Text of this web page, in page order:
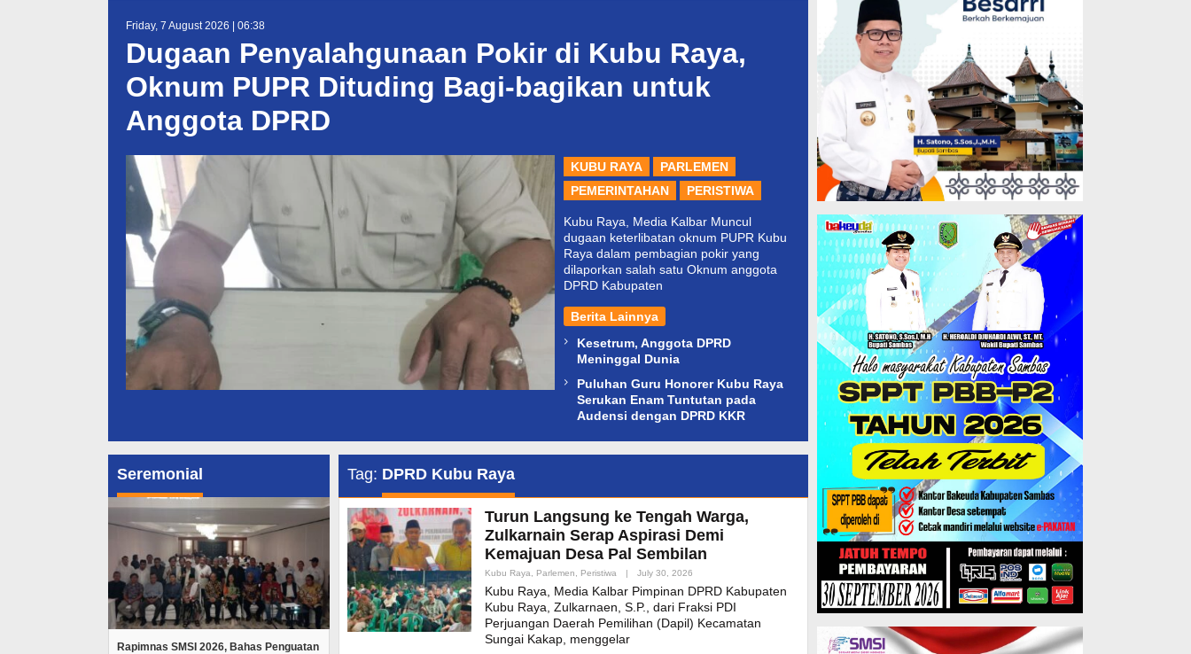
Friday, 7 August 2026 | 06:38
Dugaan Penyalahgunaan Pokir di Kubu Raya,
Oknum PUPR Dituding Bagi-bagikan untuk
Anggota DPRD
KUBU RAYA
PARLEMEN
PEMERINTAHAN
PERISTIWA
Kubu Raya, Media Kalbar Muncul
dugaan keterlibatan oknum PUPR Kubu
Raya dalam pembagian pokir yang
dilaporkan salah satu Oknum anggota
DPRD Kabupaten
Berita Lainnya
Kesetrum, Anggota DPRD
Meninggal Dunia
Puluhan Guru Honorer Kubu Raya
Serukan Enam Tuntutan pada
Audensi dengan DPRD KKR
Seremonial
Rapimnas SMSI 2026, Bahas Penguatan
Tag: DPRD Kubu Raya
Turun Langsung ke Tengah Warga,
Zulkarnain Serap Aspirasi Demi
Kemajuan Desa Pal Sembilan
Kubu Raya, Parlemen, Peristiwa | July 30, 2026
Kubu Raya, Media Kalbar Pimpinan DPRD Kabupaten
Kubu Raya, Zulkarnaen, S.P., dari Fraksi PDI
Perjuangan Daerah Pemilihan (Dapil) Kecamatan
Sungai Kakap, menggelar